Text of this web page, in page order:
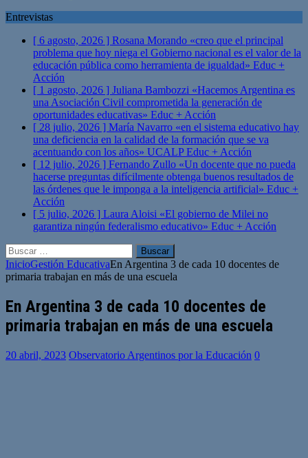
Entrevistas
[ 6 agosto, 2026 ] Rosana Morando «creo que el principal
problema que hoy niega el Gobierno nacional es el valor de la
educación pública como herramienta de igualdad» Educ +
Acción
[ 1 agosto, 2026 ] Juliana Bambozzi «Hacemos Argentina es
una Asociación Civil comprometida la generación de
oportunidades educativas» Educ + Acción
[ 28 julio, 2026 ] María Navarro «en el sistema educativo hay
una deficiencia en la calidad de la formación que se va
acentuando con los años» UCALPEduc + Acción
[ 12 julio, 2026 ] Fernando Zullo «Un docente que no pueda
hacerse preguntas difícilmente obtenga buenos resultados de
las órdenes que le imponga a la inteligencia artificial» Educ +
Acción
[ 5 julio, 2026 ] Laura Aloisi «El gobierno de Milei no
garantiza ningún federalismo educativo» Educ + Acción
Buscar:
InicioGestión EducativaEn Argentina 3 de cada 10 docentes de
primaria trabajan en más de una escuela
En Argentina 3 de cada 10 docentes de
primaria trabajan en más de una escuela
20 abril, 2023 Observatorio Argentinos por la Educación 0